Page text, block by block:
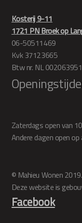
Kosterij 9-11
1721 PN Broek op
06-50511469
Kvk 37123665
Btw nr. NL
Zaterdags open van
Andere dagen open
© Mahieu Wonen 2019.
Deze website is
Facebook